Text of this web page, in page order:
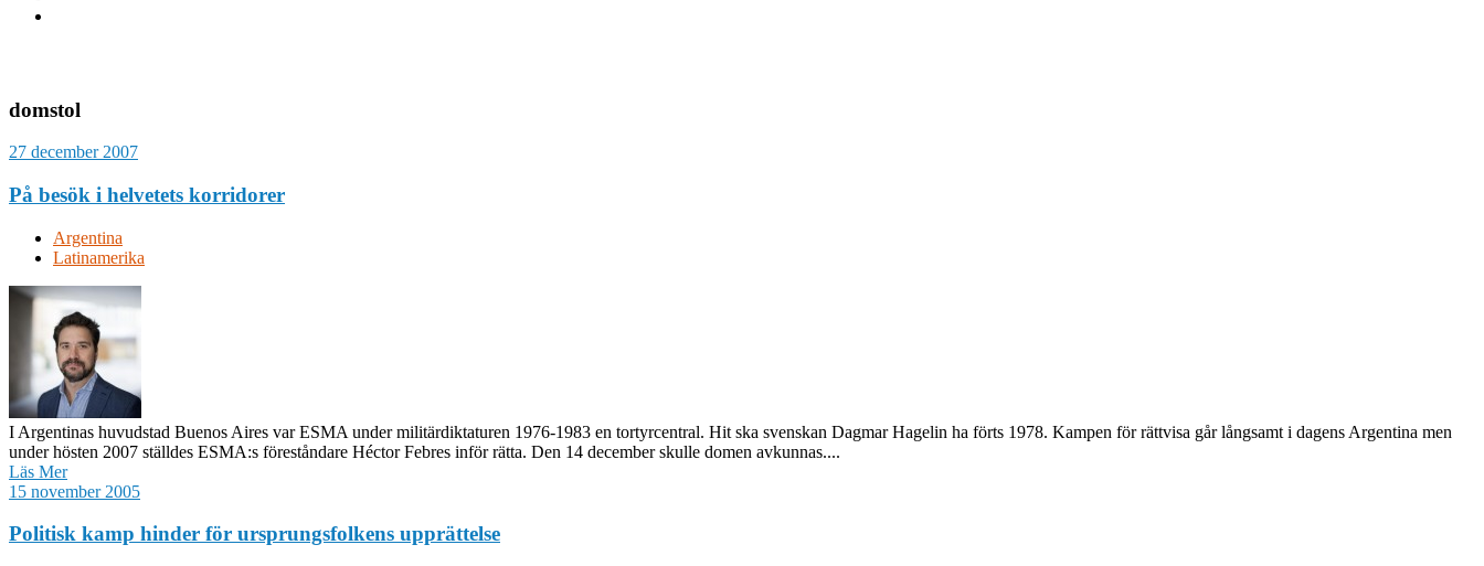
domstol
27 december 2007
På besök i helvetets korridorer
Argentina
Latinamerika
I Argentinas huvudstad Buenos Aires var ESMA under militärdiktaturen 1976-1983 en tortyrcentral. Hit ska svenskan Dagmar Hagelin ha förts 1978. Kampen för rättvisa går långsamt i dagens Argentina men
under hösten 2007 ställdes ESMA:s föreståndare Héctor Febres inför rätta. Den 14 december skulle domen avkunnas....
Läs Mer
15 november 2005
Politisk kamp hinder för ursprungsfolkens upprättelse